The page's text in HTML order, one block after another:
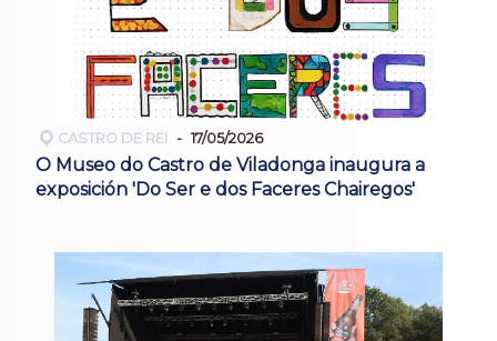
CASTRO DE REI 17/05/2026
O Museo do Castro de Viladonga inaugura a
exposición 'Do Ser e dos Faceres Chairegos'